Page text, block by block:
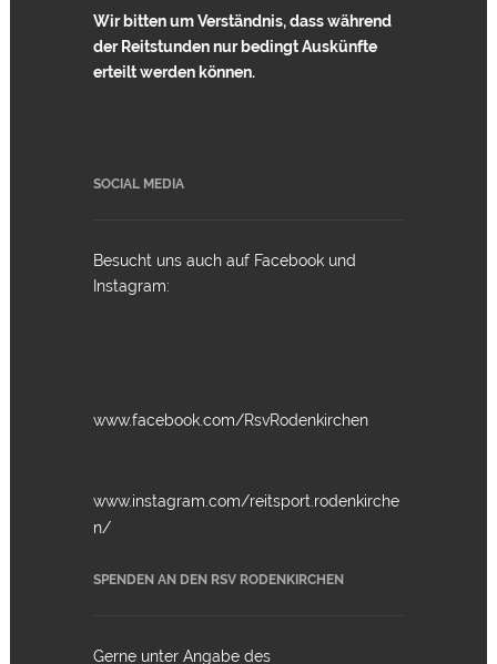
Wir bitten um Verständnis, dass während
der Reitstunden nur bedingt Auskünfte
erteilt werden können.
SOCIAL MEDIA
Besucht uns auch auf Facebook und
Instagram:
www.facebook.com/RsvRodenkirchen
www.instagram.com/reitsport.rodenkirche
n/
SPENDEN AN DEN RSV RODENKIRCHEN
Gerne unter Angabe des